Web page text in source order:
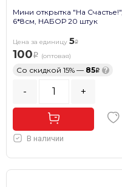
Мини открытка "На Счастье!",
6*8см, НАБОР 20 штук
Цена за единицу 5
100 (оптовая)
Со скидкой 15% — 85 ?
- +
В наличии